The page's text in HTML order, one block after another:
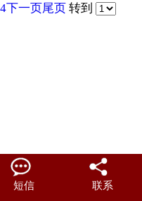
4下一页尾页 转到
短信 联系